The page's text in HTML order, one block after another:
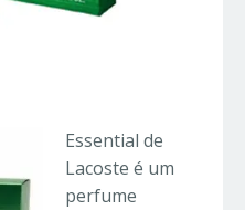
Essential de
Lacoste é um
perfume